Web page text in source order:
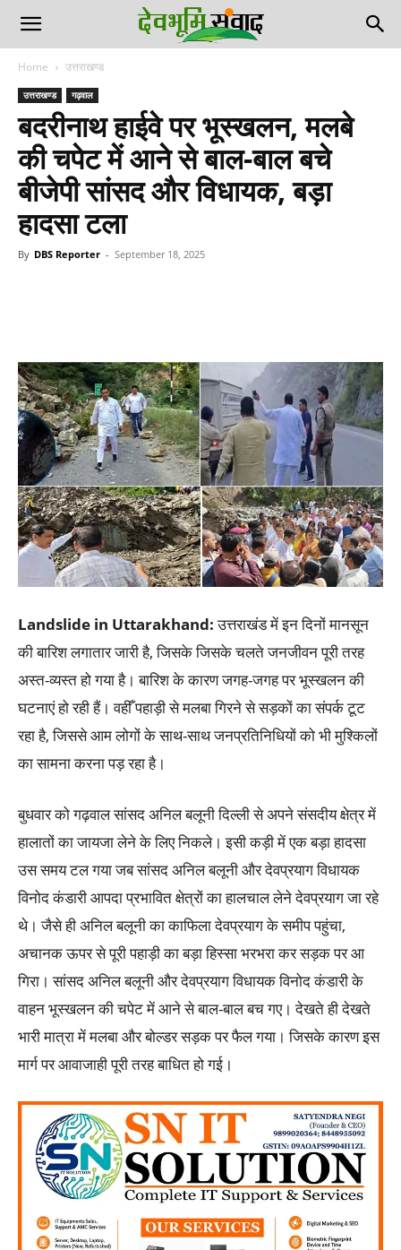
Home उत्तराखण्ड
उत्तराखण्ड गढ़वाल
बदरीनाथ हाईवे पर भूस्खलन, मलबे
की चपेट में आने से बाल-बाल बचे
बीजेपी सांसद और विधायक, बड़ा
हादसा टला
By DBS Reporter - September 18, 2025
Landslide in Uttarakhand:उत्तराखंड में इन दिनों मानसून
की बारिश लगातार जारी है, जिसके जिसके चलते जनजीवन पूरी तरह
अस्त-व्यस्त हो गया है। बारिश के कारण जगह-जगह पर भूस्खलन की
घटनाएं हो रही हैं। वहीँ पहाड़ी से मलबा गिरने से सड़कों का संपर्क टूट
रहा है, जिससे आम लोगों के साथ-साथ जनप्रतिनिधियों को भी मुश्किलों
का सामना करना पड़ रहा है।
बुधवार को गढ़वाल सांसद अनिल बलूनी दिल्ली से अपने संसदीय क्षेत्र में
हालातों का जायजा लेने के लिए निकले। इसी कड़ी में एक बड़ा हादसा
उस समय टल गया जब सांसद अनिल बलूनी और देवप्रयाग विधायक
विनोद कंडारी आपदा प्रभावित क्षेत्रों का हालचाल लेने देवप्रयाग जा रहे
थे। जैसे ही अनिल बलूनी का काफिला देवप्रयाग के समीप पहुंचा,
अचानक ऊपर से पूरी पहाड़ी का बड़ा हिस्सा भरभरा कर सड़क पर आ
गिरा। सांसद अनिल बलूनी और देवप्रयाग विधायक विनोद कंडारी के
वाहन भूस्खलन की चपेट में आने से बाल-बाल बच गए। देखते ही देखते
भारी मात्रा में मलबा और बोल्डर सड़क पर फैल गया। जिसके कारण इस
मार्ग पर आवाजाही पूरी तरह बाधित हो गई।